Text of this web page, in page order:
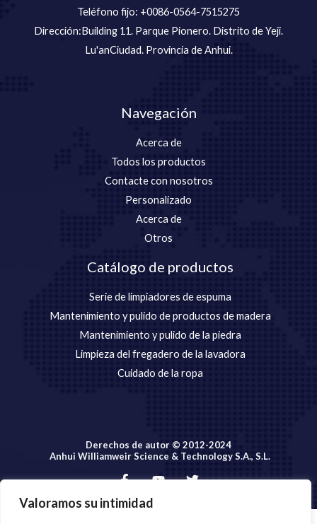
Valoramos su intimidad
Teléfono fijo: +0086-0564-7515275
Dirección:Building 11. Parque Pionero. Distrito de Yeji.
Lu'anCiudad. Provincia de Anhui.
Navegación
Acerca de
Todos los productos
Contacte con nosotros
Personalizado
Acerca de
Otros
Catálogo de productos
Serie de limpiadores de espuma
Mantenimiento y pulido de productos de madera
Mantenimiento y pulido de la piedra
Limpieza del fregadero de la lavadora
Cuidado de la ropa
Derechos de autor © 2012-2024
Anhui Williamweir Science & Technology S.A., S.L.